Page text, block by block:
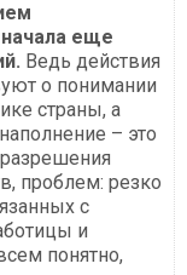
еще
Ведь действия
о понимании
страны, а
– это
разрешения
проблем: резко
с
и
понятно,